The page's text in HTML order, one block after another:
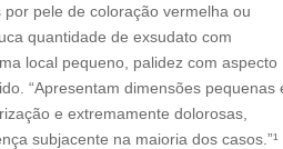
pele de coloração vermelha ou
quantidade de exsudato com
local pequeno, palidez com aspecto
“Apresentam dimensões pequenas
e extremamente dolorosas,
subjacente na maioria dos casos.”¹